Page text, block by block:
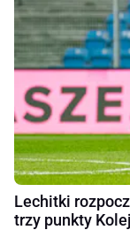
Lechitki
trzy punkty